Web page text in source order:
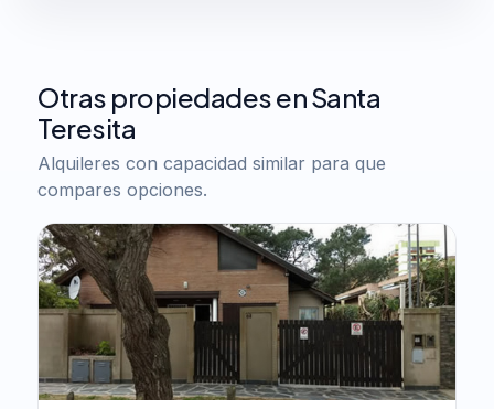
Otras propiedades en Santa
Teresita
Alquileres con capacidad similar para que
compares opciones.